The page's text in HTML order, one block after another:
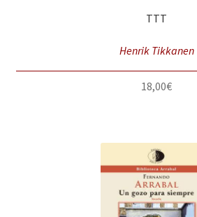
TTT
Henrik Tikkanen
18,00€